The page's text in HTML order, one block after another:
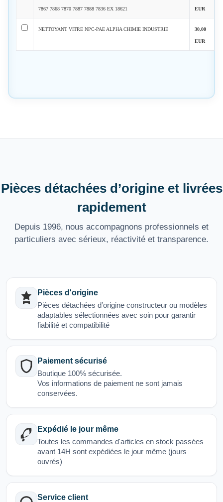
7867 7868 7870 7887 7888 7836 EX 18621 EUR
NETTOYANT VITRE NPC-PAE ALPHA CHIMIE INDUSTRIE 30,00
EUR
Pièces détachées d’origine et livrées
rapidement
Depuis 1996, nous accompagnons professionnels et
particuliers avec sérieux, réactivité et transparence.
Pièces d'origine
Pièces détachées d’origine constructeur ou modèles
adaptables sélectionnées avec soin pour garantir
fiabilité et compatibilité
Paiement sécurisé
Boutique 100% sécurisée.
Vos informations de paiement ne sont jamais
conservées.
Expédié le jour même
Toutes les commandes d'articles en stock passées
avant 14H sont expédiées le jour même (jours
ouvrés)
Service client